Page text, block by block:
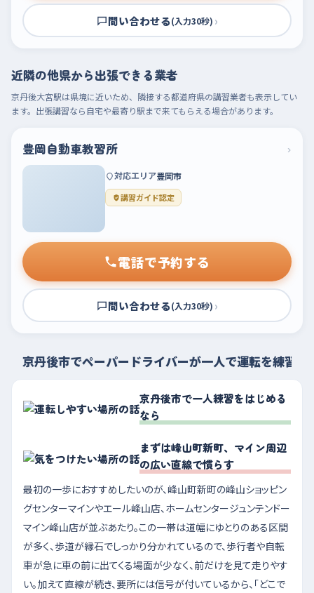
問い合わせる(入力30秒) ›
近隣の他県から出張できる業者
京丹後大宮駅は県境に近いため、隣接する都道府県の講習業者も表示してい
ます。出張講習なら自宅や最寄り駅まで来てもらえる場合があります。
豊岡自動車教習所 ›
対応エリア豊岡市
講習ガイド認定
電話で予約する
問い合わせる(入力30秒) ›
京丹後市でペーパードライバーが一人で運転を練習す
京丹後市で一人練習をはじめる
なら
まずは峰山町新町、マイン周辺
の広い直線で慣らす
最初の一歩におすすめしたいのが、峰山町新町の峰山ショッピン
グセンターマインやエール峰山店、ホームセンタージュンテンドー
マイン峰山店が並ぶあたり。この一帯は道幅にゆとりのある区間
が多く、歩道が縁石でしっかり分かれているので、歩行者や自転
車が急に車の前に出てくる場面が少なく、前だけを見て走りやす
い。加えて直線が続き、要所には信号が付いているから、「どこで